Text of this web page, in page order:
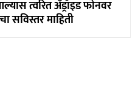
त्वरित अँड्रॉइड फोनवर
सविस्तर माहिती